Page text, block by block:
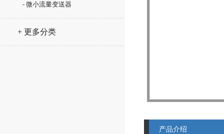
- 微小流量变送器
+ 更多分类
产品介绍